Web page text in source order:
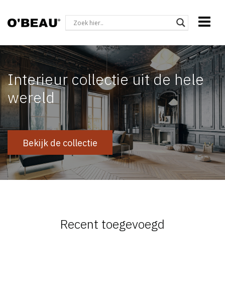
Interieur collectie uit de hele
wereld
Bekijk de collectie
Recent toegevoegd